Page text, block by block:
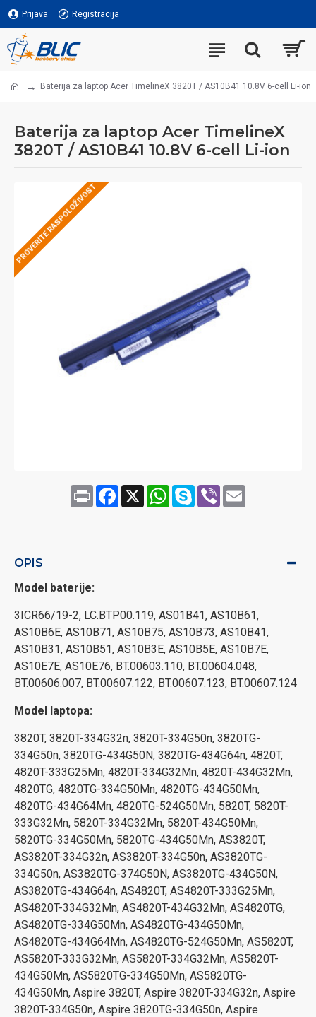
Prijava Registracija
Baterija za laptop Acer TimelineX 3820T / AS10B41 10.8V 6-cell Li-ion
Baterija za laptop Acer TimelineX
3820T / AS10B41 10.8V 6-cell Li-ion
PROVERITE RASPOLOŽIVOST
Print Facebook
X WhatsApp
SkypeViberEmail
OPIS
Model baterije:
3ICR66/19-2, LC.BTP00.119, AS01B41, AS10B61,
AS10B6E, AS10B71, AS10B75, AS10B73, AS10B41,
AS10B31, AS10B51, AS10B3E, AS10B5E, AS10B7E,
AS10E7E, AS10E76, BT.00603.110, BT.00604.048,
BT.00606.007, BT.00607.122, BT.00607.123, BT.00607.124
Model laptopa:
3820T, 3820T-334G32n, 3820T-334G50n, 3820TG-
334G50n, 3820TG-434G50N, 3820TG-434G64n, 4820T,
4820T-333G25Mn, 4820T-334G32Mn, 4820T-434G32Mn,
4820TG, 4820TG-334G50Mn, 4820TG-434G50Mn,
4820TG-434G64Mn, 4820TG-524G50Mn, 5820T, 5820T-
333G32Mn, 5820T-334G32Mn, 5820T-434G50Mn,
5820TG-334G50Mn, 5820TG-434G50Mn, AS3820T,
AS3820T-334G32n, AS3820T-334G50n, AS3820TG-
334G50n, AS3820TG-374G50N, AS3820TG-434G50N,
AS3820TG-434G64n, AS4820T, AS4820T-333G25Mn,
AS4820T-334G32Mn, AS4820T-434G32Mn, AS4820TG,
AS4820TG-334G50Mn, AS4820TG-434G50Mn,
AS4820TG-434G64Mn, AS4820TG-524G50Mn, AS5820T,
AS5820T-333G32Mn, AS5820T-334G32Mn, AS5820T-
434G50Mn, AS5820TG-334G50Mn, AS5820TG-
434G50Mn, Aspire 3820T, Aspire 3820T-334G32n, Aspire
3820T-334G50n, Aspire 3820TG-334G50n, Aspire